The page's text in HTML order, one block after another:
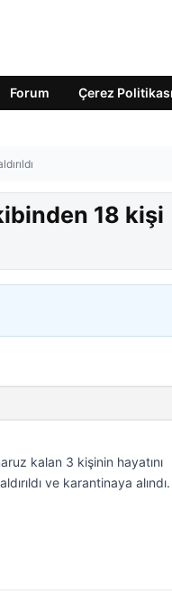
Forum Çerez Politikası
18 kişi
kalan 3 kişinin hayatını
ve karantinaya alındı.